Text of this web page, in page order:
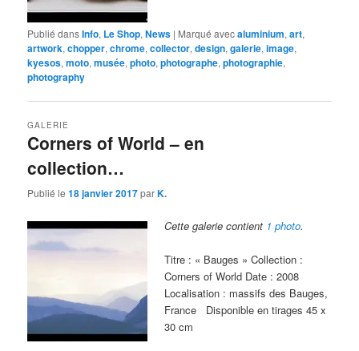
Publié dansInfo, Le Shop,News | Marqué avecaluminium,art,
artwork,chopper,chrome,collector,design,galerie,image,
kyesos,moto,musée,photo,photographe,photographie,
photography
Corners of World – en
collection…
GALERIE
Publié le18 janvier 2017parK.
Cette galerie contient 1 photo.
Titre : « Bauges » Collection :
Corners of World Date : 2008
Localisation : massifs des Bauges,
France Disponible en tirages 45 x
30 cm